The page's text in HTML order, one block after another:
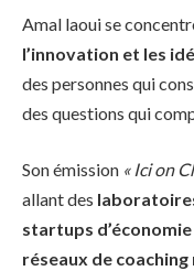
Amal laoui se
l’innovation et les
des personnes qui
des questions qui
Son émission « Ici on
allant des
startups
réseaux de coaching